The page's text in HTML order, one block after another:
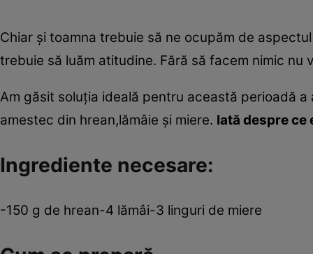
Chiar şi toamna trebuie să ne ocupăm de
trebuie să luăm atitudine. Fără să facem nimic
Am găsit soluţia ideală pentru această perioadă
amestec din hrean,lămâie şi miere. Iată despre ce
Ingrediente necesare:
-150 g de hrean-4 lămâi-3 linguri de miere